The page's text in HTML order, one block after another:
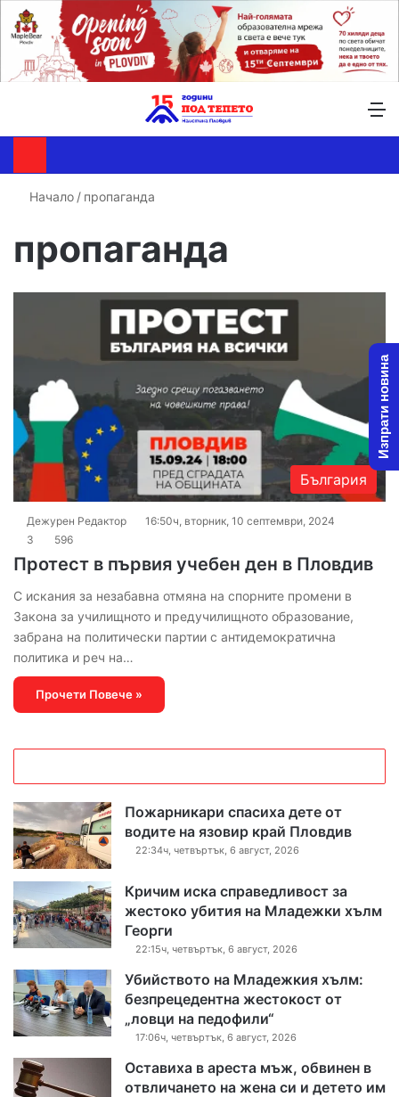
Начало / пропаганда
пропаганда
България
Дежурен Редактор
16:50ч, вторник, 10 септември, 2024
3
596
Протест в първия учебен ден в Пловдив
С искания за незабавна отмяна на спорните промени в
Закона за училищното и предучилищното образование,
забрана на политически партии с антидемократична
политика и реч на…
Прочети Повече »
Пожарникари спасиха дете от
водите на язовир край Пловдив
22:34ч, четвъртък, 6 август, 2026
Кричим иска справедливост за
жестоко убития на Младежки хълм
Георги
22:15ч, четвъртък, 6 август, 2026
Убийството на Младежкия хълм:
безпрецедентна жестокост от
„ловци на педофили“
17:06ч, четвъртък, 6 август, 2026
Оставиха в ареста мъж, обвинен в
отвличането на жена си и детето им
Изпрати новина